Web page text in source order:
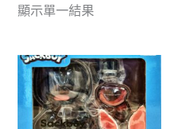
顯示單一結果